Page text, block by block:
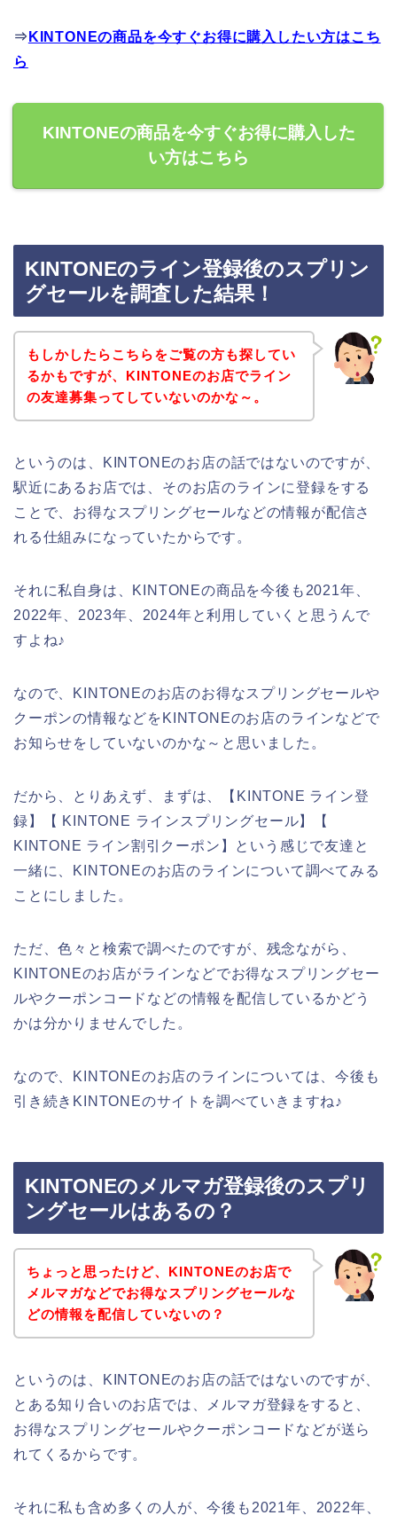
⇒ KINTONEの商品を今すぐお得に購入したい方はこち
ら
KINTONEの商品を今すぐお得に購入した
い方はこちら
KINTONEのライン登録後のスプリン
グセールを調査した結果！
もしかしたらこちらをご覧の方も探してい
るかもですが、KINTONEのお店でライン
の友達募集ってしていないのかな～。
というのは、KINTONEのお店の話ではないのですが、
駅近にあるお店では、そのお店のラインに登録をする
ことで、お得なスプリングセールなどの情報が配信さ
れる仕組みになっていたからです。
それに私自身は、KINTONEの商品を今後も2021年、
2022年、2023年、2024年と利用していくと思うんで
すよね♪
なので、KINTONEのお店のお得なスプリングセールや
クーポンの情報などをKINTONEのお店のラインなどで
お知らせをしていないのかな～と思いました。
だから、とりあえず、まずは、【KINTONE ライン登
録】【 KINTONE ラインスプリングセール】【
KINTONE ライン割引クーポン】という感じで友達と
一緒に、KINTONEのお店のラインについて調べてみる
ことにしました。
ただ、色々と検索で調べたのですが、残念ながら、
KINTONEのお店がラインなどでお得なスプリングセー
ルやクーポンコードなどの情報を配信しているかどう
かは分かりませんでした。
なので、KINTONEのお店のラインについては、今後も
引き続きKINTONEのサイトを調べていきますね♪
KINTONEのメルマガ登録後のスプリ
ングセールはあるの？
ちょっと思ったけど、KINTONEのお店で
メルマガなどでお得なスプリングセールな
どの情報を配信していないの？
というのは、KINTONEのお店の話ではないのですが、
とある知り合いのお店では、メルマガ登録をすると、
お得なスプリングセールやクーポンコードなどが送ら
れてくるからです。
それに私も含め多くの人が、今後も2021年、2022年、